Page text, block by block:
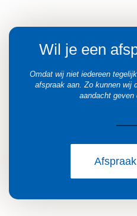
Wil je een
Omdat wij niet iedereen
afspraak aan. Zo kunnen wij
aandacht geven